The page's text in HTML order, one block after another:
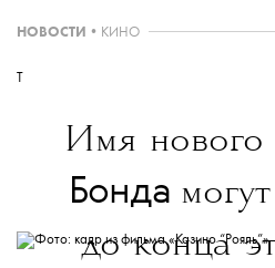
НОВОСТИ • КИНО
T
Имя нового
Бонда
до конца